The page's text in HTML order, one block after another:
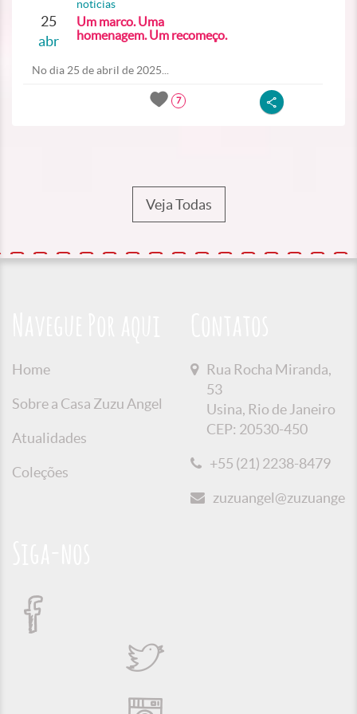
25
abr
noticias
Um marco. Uma
homenagem. Um recomeço.
No dia 25 de abril de 2025...
7
Veja Todas
Home
Sobre a Casa Zuzu Angel
Atualidades
Coleções
Rua Rocha Miranda,
53
Usina, Rio de Janeiro
CEP: 20530-450
+55 (21) 2238-8479